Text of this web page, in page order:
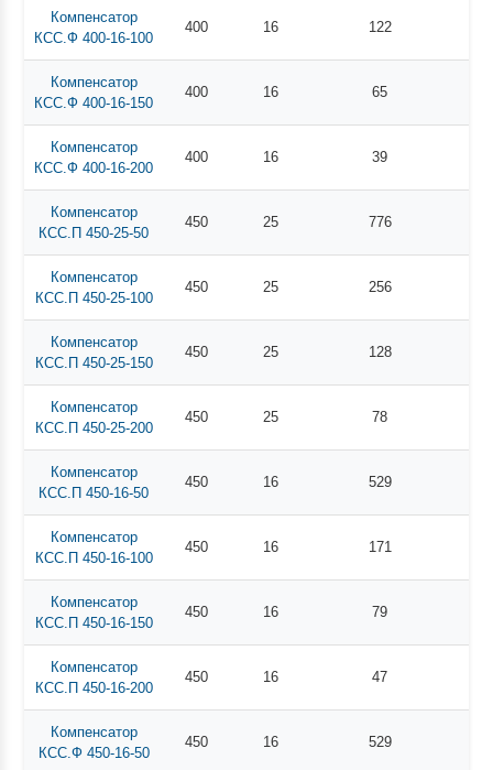
Компенсатор
КСС.Ф 400-16-100
400 16 122
Компенсатор
КСС.Ф 400-16-150
400 16 65
Компенсатор
КСС.Ф 400-16-200
400 16 39
Компенсатор
КСС.П 450-25-50
450 25 776
Компенсатор
КСС.П 450-25-100
450 25 256
Компенсатор
КСС.П 450-25-150
450 25 128
Компенсатор
КСС.П 450-25-200
450 25 78
Компенсатор
КСС.П 450-16-50
450 16 529
Компенсатор
КСС.П 450-16-100
450 16 171
Компенсатор
КСС.П 450-16-150
450 16 79
Компенсатор
КСС.П 450-16-200
450 16 47
Компенсатор
КСС.Ф 450-16-50
450 16 529